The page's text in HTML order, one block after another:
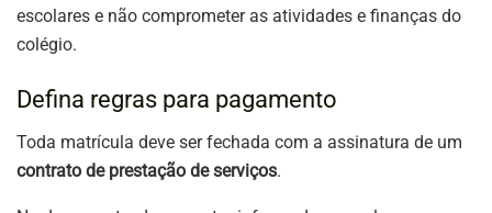
escolares e não comprometer as atividades e finanças do
colégio.
Defina regras para pagamento
Toda matrícula deve ser fechada com a assinatura de um
contrato de prestação de serviços.